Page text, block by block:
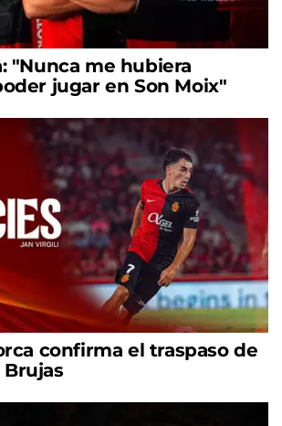
"Nunca me hubiera
jugar en Son Moix"
confirma el traspaso de